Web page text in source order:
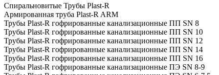
Спиральновитые Трубы Plast-R
Армированная труба Plast-R ARM
Трубы Plast-R гофрированные канализационные ПП SN 8
Трубы Plast-R гофрированные канализационные ПП SN 10
Трубы Plast-R гофрированные канализационные ПП SN 12
Трубы Plast-R гофрированные канализационные ПП SN 14
Трубы Plast-R гофрированные канализационные ПП SN 16
Трубы Plast-R гофрированные канализационные ПЭ SN 8-9